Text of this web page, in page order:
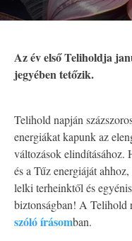
Az év első Teliholdja
jegyében tetőzik.
Telihold napján
energiákat kapunk az
változások
és a Tűz energiáját
lelki terheinktől és
biztonságban! A Telihold
szóló írásomban.